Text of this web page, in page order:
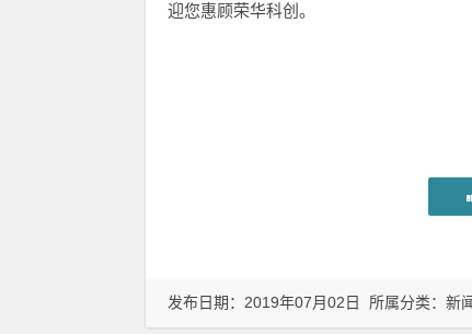
迎您惠顾荣华科创。
发布日期：2019年07月02日 所属分类： 新